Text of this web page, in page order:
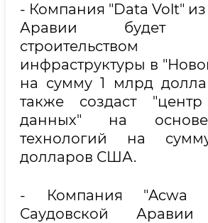
- Компания "Data Volt"
Аравии будет
строительством
инфраструктуры в
на сумму 1 млрд
также создаст
данных" на
технологий на
долларов США.
- Компания "Acwa
Саудовской Аравии